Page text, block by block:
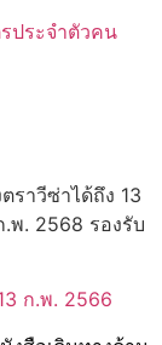
ราวีซ่าได้ถึง 13
พ. 2568 รองรับ
ก.พ. 2566